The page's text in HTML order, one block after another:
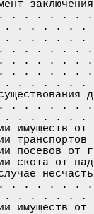
. . . . . . . .
. . . . . . . . .
. . . . . . . .
. . . . . . . . .
. . . . .
. . . . . . . . .
. . . . . . . . .
. . . . . . . .
. . . . . . . . .
посевов от
скота от
случае
. . . .
. . . . . . . . .